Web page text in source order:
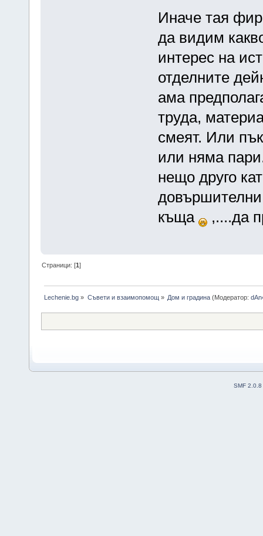
Иначе тая
да видим
интерес на
отделните
ама
труда,
смеят. Или
или няма
нещо друго
къща
,....да
Страници: [1]
Lechenie.bg » Съвети и взаимопомощ » Дом и градина(Модератор:
SMF 2.0.8